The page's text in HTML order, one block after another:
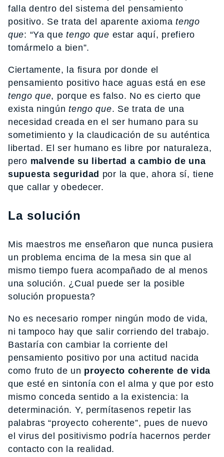
falla dentro del sistema del pensamiento
positivo. Se trata del aparente axiomatengo
que: “Ya quetengo que estar aquí, prefiero
tomármelo a bien”.
Ciertamente, la fisura por donde el
pensamiento positivo hace aguas está en ese
tengo que, porque es falso. No es cierto que
exista ningúntengo que. Se trata de una
necesidad creada en el ser humano para su
sometimiento y la claudicación de su auténtica
libertad. El ser humano es libre por naturaleza,
pero malvende su libertad a cambio de una
supuesta seguridad por la que, ahora sí, tiene
que callar y obedecer.
La solución
Mis maestros me enseñaron que nunca pusiera
un problema encima de la mesa sin que al
mismo tiempo fuera acompañado de al menos
una solución. ¿Cual puede ser la posible
solución propuesta?
No es necesario romper ningún modo de vida,
ni tampoco hay que salir corriendo del trabajo.
Bastaría con cambiar la corriente del
pensamiento positivo por una actitud nacida
como fruto de un proyecto coherente de vida
que esté en sintonía con el alma y que por esto
mismo conceda sentido a la existencia: la
determinación. Y, permítasenos repetir las
palabras “proyecto coherente”, pues de nuevo
el virus del positivismo podría hacernos perder
contacto con la realidad.